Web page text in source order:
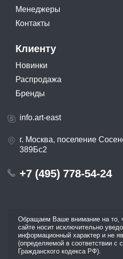
Менеджеры
Контакты
Клиенту
Новинки
Распродажа
Бренды
info.art-east
г. Москва, поселение
389Бс2
+7 (495) 778-54-24
Обращаем Ваше внимание на то,
сайте носит исключительно
информационный характер и не
(определяемой в соответствии с
Гражданского кодекса РФ).